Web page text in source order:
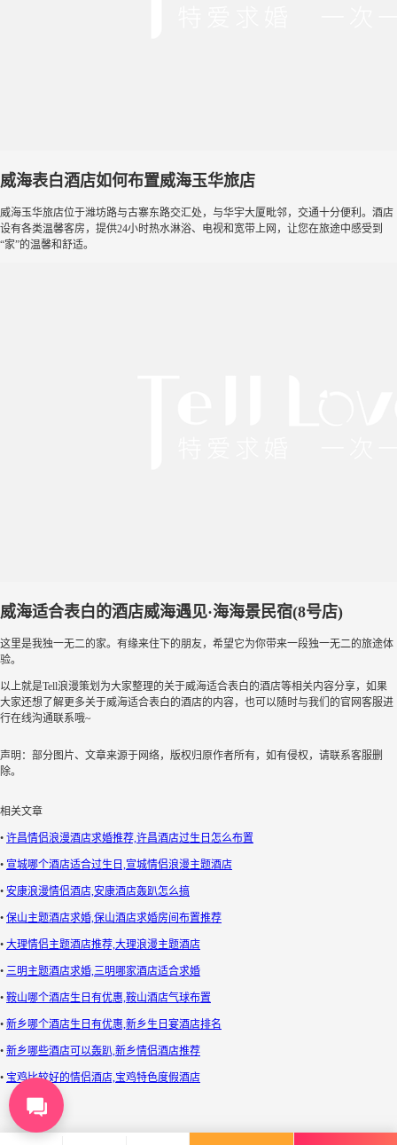
威海表白酒店如何布置威海玉华旅店
威海玉华旅店位于潍坊路与古寨东路交汇处，与华宇大厦毗邻，交通十分便利。酒店
设有各类温馨客房，提供24小时热水淋浴、电视和宽带上网，让您在旅途中感受到
“家”的温馨和舒适。
威海适合表白的酒店威海遇见·海海景民宿(8号店)
这里是我独一无二的家。有缘来住下的朋友，希望它为你带来一段独一无二的旅途体
验。
以上就是Tell浪漫策划为大家整理的关于威海适合表白的酒店等相关内容分享，如果
大家还想了解更多关于威海适合表白的酒店的内容，也可以随时与我们的官网客服进
行在线沟通联系哦~
声明：部分图片、文章来源于网络，版权归原作者所有，如有侵权，请联系客服删
除。
相关文章
• 许昌情侣浪漫酒店求婚推荐,许昌酒店过生日怎么布置
• 宣城哪个酒店适合过生日,宣城情侣浪漫主题酒店
• 安康浪漫情侣酒店,安康酒店轰趴怎么搞
• 保山主题酒店求婚,保山酒店求婚房间布置推荐
• 大理情侣主题酒店推荐,大理浪漫主题酒店
• 三明主题酒店求婚,三明哪家酒店适合求婚
• 鞍山哪个酒店生日有优惠,鞍山酒店气球布置
• 新乡哪个酒店生日有优惠,新乡生日宴酒店排名
• 新乡哪些酒店可以轰趴,新乡情侣酒店推荐
• 宝鸡比较好的情侣酒店,宝鸡特色度假酒店